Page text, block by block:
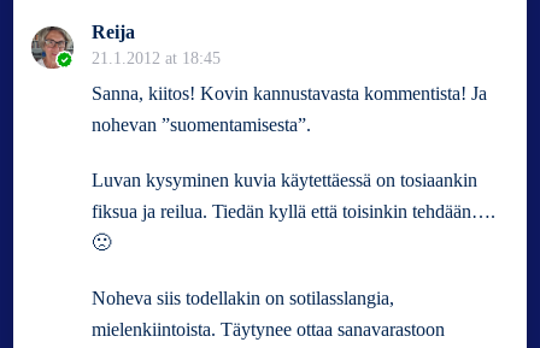
Reija
21.1.2012 at 18:45
Sanna, kiitos! Kovin kannustavasta kommentista! Ja
nohevan ”suomentamisesta”.
Luvan kysyminen kuvia käytettäessä on tosiaankin
fiksua ja reilua. Tiedän kyllä että toisinkin tehdään….
🙁
Noheva siis todellakin on sotilasslangia,
mielenkiintoista. Täytynee ottaa sanavarastoon